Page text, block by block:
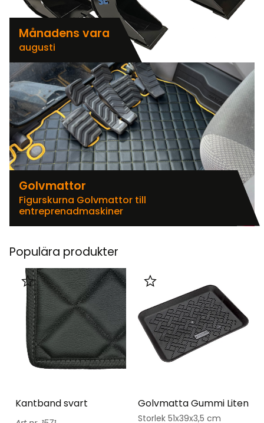
Månadens vara
augusti
Golvmattor
Figurskurna Golvmattor till
entreprenadmaskiner
Populära produkter
Kantband svart
Lägg till i favoriter
Golvmatta Gummi Liten
Storlek 51x39x3,5 cm
Lägg till i favoriter